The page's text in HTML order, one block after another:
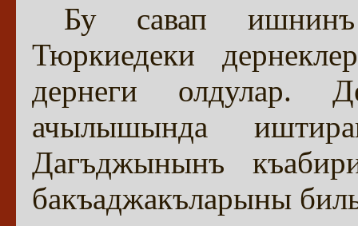
Бу савап
Тюркиедеки
дернеги олдулар.
ачылышында
Дагъджынынъ
бакъаджакъларыны